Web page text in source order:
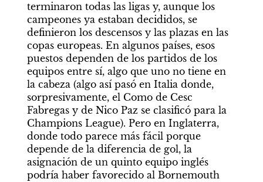
terminaron todas las ligas y, aunque los
campeones ya estaban decididos, se
definieron los descensos y las plazas en las
copas europeas. En algunos países, esos
puestos dependen de los partidos de los
equipos entre sí, algo que uno no tiene en
la cabeza (algo así pasó en Italia donde,
sorpresivamente, el Como de Cesc
Fabregas y de Nico Paz se clasificó para la
Champions League). Pero en Inglaterra,
donde todo parece más fácil porque
depende de la diferencia de gol, la
asignación de un quinto equipo inglés
podría haber favorecido al Bornemouth